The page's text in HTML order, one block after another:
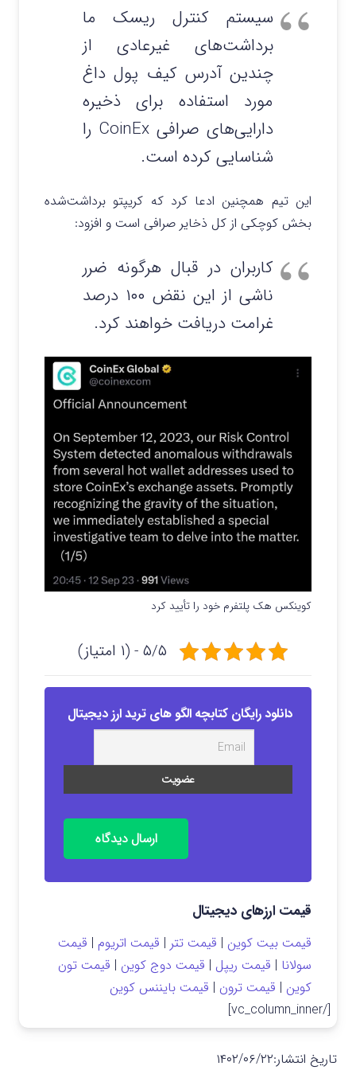
سیستم کنترل ریسک ما
برداشت‌های غیرعادی از
چندین آدرس کیف پول داغ
مورد استفاده برای ذخیره
دارایی‌های صرافی CoinEx را
شناسایی کرده است.
این تیم همچنین ادعا کرد که کریپتو برداشت‌شده
بخش کوچکی از کل ذخایر صرافی است و افزود:
کاربران در قبال هرگونه ضرر
ناشی از این نقض ۱۰۰ درصد
غرامت دریافت خواهند کرد.
کوینکس هک پلتفرم خود را تأیید کرد
۵/۵ - (۱ امتیاز)
دانلود رایگان کتابچه الگو های ترید ارز دیجیتال
ارسال دیدگاه
قیمت ارزهای دیجیتال
قیمت بیت کوین | قیمت تتر | قیمت اتریوم | قیمت
سولانا | قیمت ریپل | قیمت دوج کوین | قیمت تون
کوین | قیمت ترون | قیمت بایننس کوین
[/vc_column_inner]
تاریخ انتشار:۱۴۰۲/۰۶/۲۲